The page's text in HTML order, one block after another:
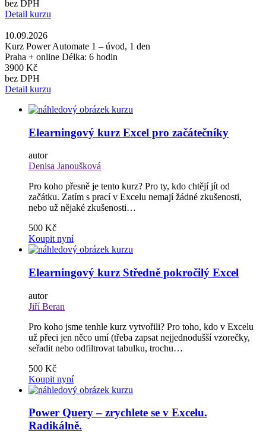
bez DPH
Detail kurzu
10.09.2026
Kurz Power Automate 1 – úvod, 1 den
Praha + online Délka: 6 hodin
3900 Kč
bez DPH
Detail kurzu
Elearningový kurz Excel pro začátečníky
autor
Denisa Janoušková
Pro koho přesně je tento kurz? Pro ty, kdo chtějí jít od
začátku. Zatím s prací v Excelu nemají žádné zkušenosti,
nebo už nějaké zkušenosti…
500 Kč
Koupit nyní
Elearningový kurz Středně pokročilý Excel
autor
Jiří Beran
Pro koho jsme tenhle kurz vytvořili? Pro toho, kdo v Excelu
už přeci jen něco umí (třeba zapsat nejjednodušší vzorečky,
seřadit nebo odfiltrovat tabulku, trochu…
500 Kč
Koupit nyní
Power Query – zrychlete se v Excelu.
Radikálně.